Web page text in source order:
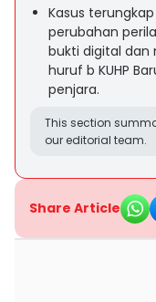
Kasus
perubahan
bukti digital dan
huruf b KUHP
penjara.
This section
our editorial team.
Share Article